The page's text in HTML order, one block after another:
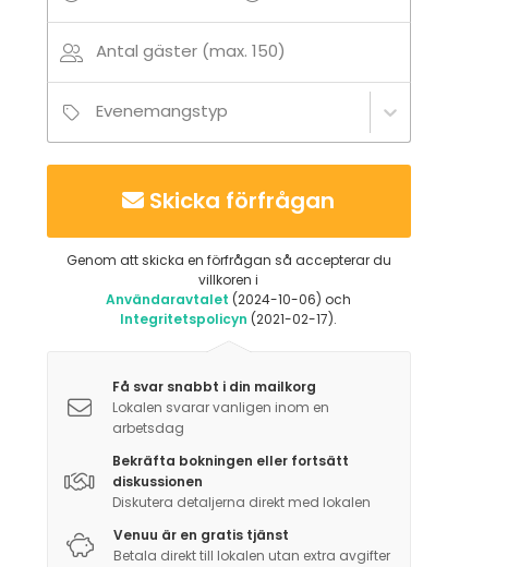
Antal gäster (max. 150)
Evenemangstyp
Skicka förfrågan
Genom att skicka en förfrågan så accepterar du
villkoren i
Användaravtalet (2024-10-06) och
Integritetspolicyn (2021-02-17).
Få svar snabbt i din mailkorg
Lokalen svarar vanligen inom en
arbetsdag
Bekräfta bokningen eller fortsätt
diskussionen
Diskutera detaljerna direkt med lokalen
Venuu är en gratis tjänst
Betala direkt till lokalen utan extra avgifter